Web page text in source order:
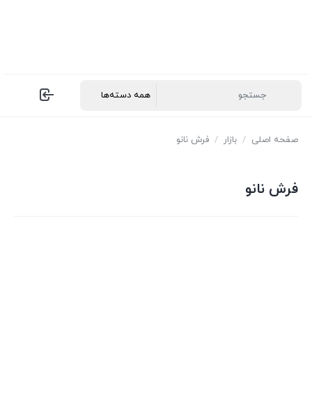
صفحه اصلی / بازار / فرش نانو
فرش نانو